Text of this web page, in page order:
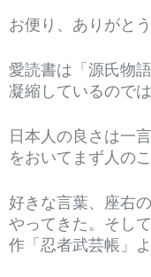
お便り、ありがと
愛読書は「源氏物
凝縮しているので
日本人の良さは一
をおいてまず人の
好きな言葉、座右
やってきた。そし
作「忍者武芸帳」よ